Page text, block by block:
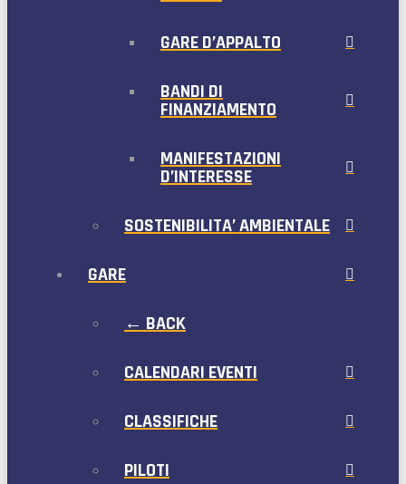
GARE D’APPALTO
BANDI DI
FINANZIAMENTO
MANIFESTAZIONI
D’INTERESSE
SOSTENIBILITA’ AMBIENTALE
GARE
← BACK
CALENDARI EVENTI
CLASSIFICHE
PILOTI